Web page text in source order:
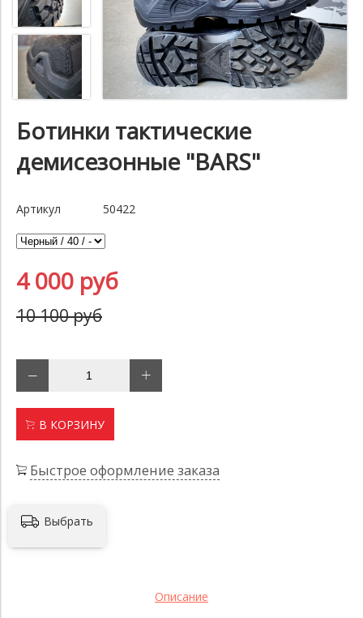
Ботинки тактические
демисезонные "BARS"
Артикул 50422
4 000 руб
10 100 руб
В КОРЗИНУ
Быстрое оформление заказа
Выбрать
Описание